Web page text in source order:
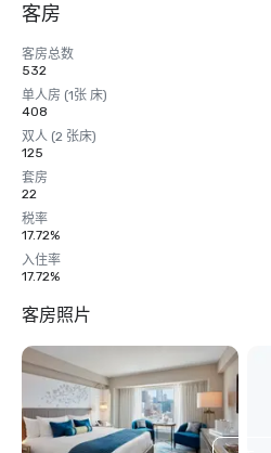
客房
客房总数
532
单人房 (1张 床)
408
双人 (2 张床)
125
套房
22
税率
17.72%
入住率
17.72%
客房照片